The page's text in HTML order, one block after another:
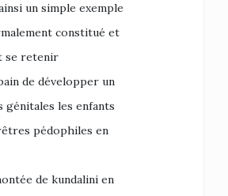
un simple exemple
constitué et
se retenir
de développer un
génitales les enfants
pédophiles en
de kundalini en